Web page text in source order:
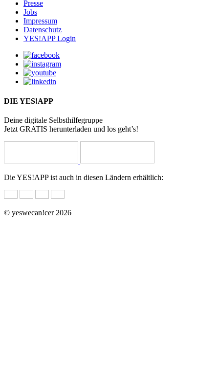
Presse
Jobs
Impressum
Datenschutz
YES!APP Login
DIE YES!APP
Deine digitale Selbsthilfegruppe
Jetzt GRATIS herunterladen und los geht’s!
Die YES!APP ist auch in diesen Ländern erhältlich:
© yeswecan!cer 2026